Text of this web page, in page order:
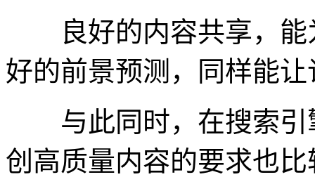
良好的内容共享，能
好的前景预测，同样能
与此同时，在搜索引
创高质量内容的要求也